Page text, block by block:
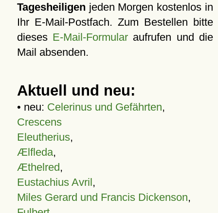
Tagesheiligen jeden Morgen kostenlos in
Ihr E-Mail-Postfach. Zum Bestellen bitte
dieses E-Mail-Formular aufrufen und die
Mail absenden.
Aktuell und neu:
• neu: Celerinus und Gefährten,
Crescens
Eleutherius,
Ælfleda,
Æthelred,
Eustachius Avril,
Miles Gerard und Francis Dickenson,